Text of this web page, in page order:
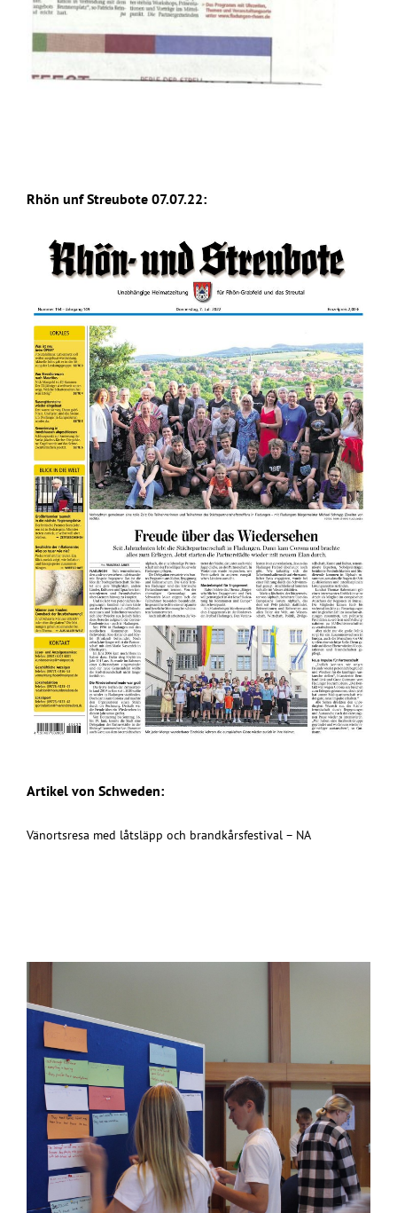
Rhön unf Streubote 07.07.22:
Artikel von Schweden:
Vänortsresa med låtsläpp och brandkårsfestival – NA